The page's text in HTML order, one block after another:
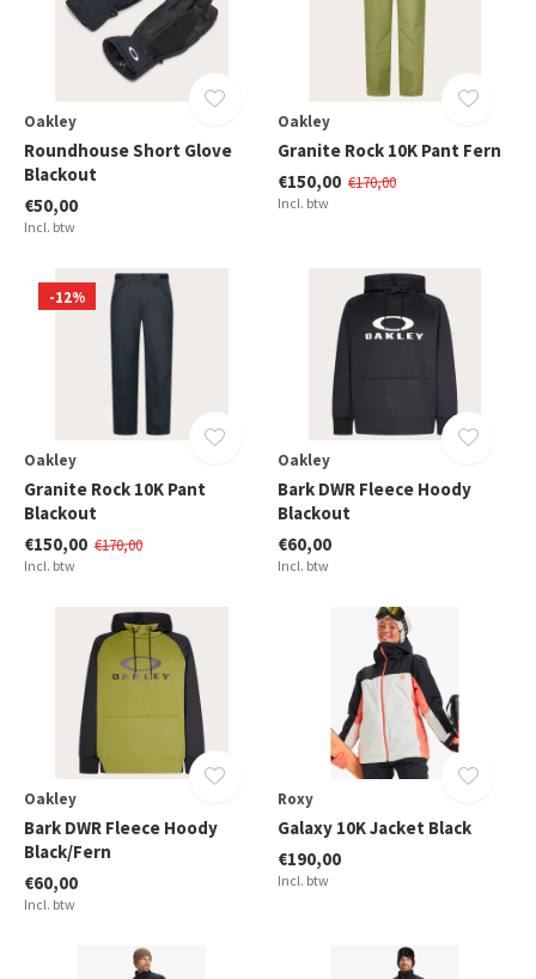
Oakley
Roundhouse Short Glove
Blackout
€50,00
Incl. btw
Oakley
Granite Rock 10K Pant Fern
€150,00 €170,00
Incl. btw
-12%
Oakley
Granite Rock 10K Pant
Blackout
€150,00 €170,00
Incl. btw
Oakley
Bark DWR Fleece Hoody
Blackout
€60,00
Incl. btw
Oakley
Bark DWR Fleece Hoody
Black/Fern
€60,00
Incl. btw
Roxy
Galaxy 10K Jacket Black
€190,00
Incl. btw